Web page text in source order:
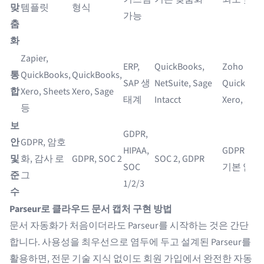
맞
춤
화
템플릿
형식
가능
통
합
Zapier,
QuickBooks,
Xero, Sheets
등
QuickBooks,
Xero, Sage
ERP,
SAP 생
태계
QuickBooks,
NetSuite, Sage
Intacct
Zoho 앱,
Xero, Sage
보
안
및
준
수
GDPR, 암호
화, 감사 로
그
GDPR, SOC 2
GDPR,
HIPAA,
SOC
1/2/3
SOC 2, GDPR
GDPR 준
기본 암
Parseur로 클라우드 문서 캡처 구현 방법
문서 자동화가 처음이더라도 Parseur를 시작하는 것은 간단
합니다. 사용성을 최우선으로 염두에 두고 설계된 Parseur를
활용하면, 전문 기술 지식 없이도 회원 가입에서 완전한 자동